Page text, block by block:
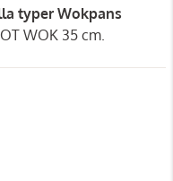
typer Wokpans
WOK 35 cm.